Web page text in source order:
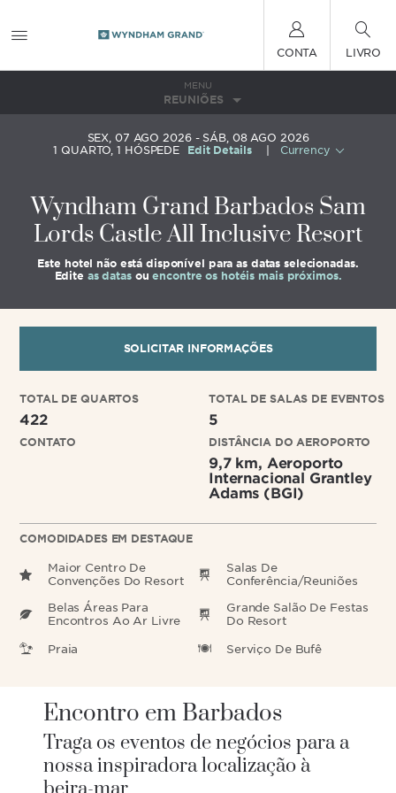
CONTA LIVRO
MENU
REUNIÕES
SEX, 07 AGO 2026
SÁB, 08 AGO 2026
1 QUARTO,1 HÓSPEDE Edit Details Currency
Wyndham Grand Barbados Sam
Lords Castle All Inclusive Resort
Este hotel não está disponível para as datas selecionadas.
Edite as datasouencontre os hotéis mais próximos.
SOLICITAR INFORMAÇÕES
TOTAL DE QUARTOS
422
CONTATO
TOTAL DE SALAS DE EVENTOS
5
DISTÂNCIA DO AEROPORTO
9,7 km, Aeroporto
Internacional Grantley
Adams (BGI)
COMODIDADES EM DESTAQUE
Maior Centro De
Convenções Do Resort
Salas De
Conferência/Reuniões
Belas Áreas Para
Encontros Ao Ar Livre
Grande Salão De Festas
Do Resort
Praia Serviço De Bufê
Encontro em Barbados
Traga os eventos de negócios para a
nossa inspiradora localização à